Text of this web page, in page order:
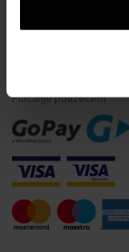
Promjena pristanka za
Plaćanje pouzećem